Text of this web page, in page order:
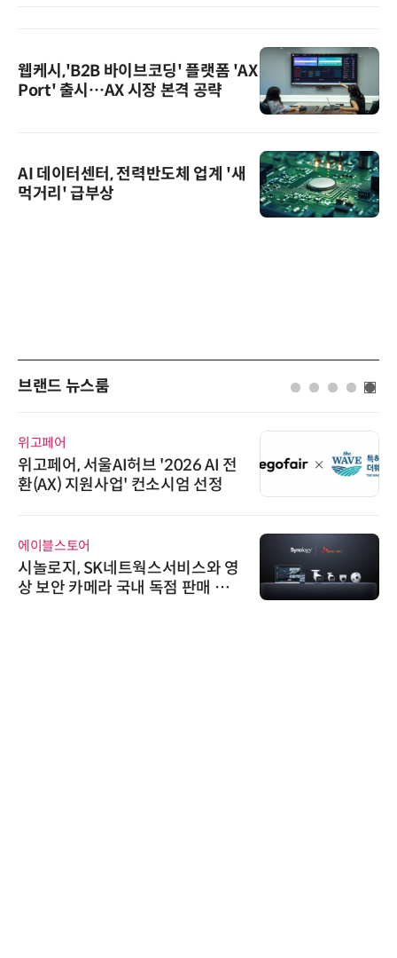
웹케시,'B2B 바이브코딩' 플랫폼 'AX
Port' 출시…AX 시장 본격 공략
AI 데이터센터, 전력반도체 업계 '새
먹거리' 급부상
브랜드 뉴스룸
위고페어
위고페어, 서울AI허브 '2026 AI 전
환(AX) 지원사업' 컨소시엄 선정
에이블스토어
시놀로지, SK네트웍스서비스와 영
상 보안 카메라 국내 독점 판매 파